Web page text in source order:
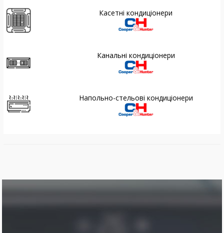
Касетні кондиціонери
Канальні кондиціонери
Напольно-стельові кондиціонери